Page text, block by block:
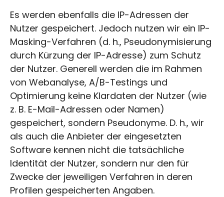
Es werden ebenfalls die IP-Adressen der
Nutzer gespeichert. Jedoch nutzen wir ein IP-
Masking-Verfahren (d. h., Pseudonymisierung
durch Kürzung der IP-Adresse) zum Schutz
der Nutzer. Generell werden die im Rahmen
von Webanalyse, A/B-Testings und
Optimierung keine Klardaten der Nutzer (wie
z. B. E-Mail-Adressen oder Namen)
gespeichert, sondern Pseudonyme. D. h., wir
als auch die Anbieter der eingesetzten
Software kennen nicht die tatsächliche
Identität der Nutzer, sondern nur den für
Zwecke der jeweiligen Verfahren in deren
Profilen gespeicherten Angaben.